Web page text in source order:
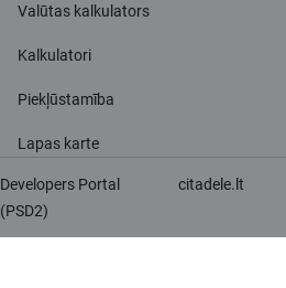
Valūtas kalkulators
Kalkulatori
Piekļūstamība
Lapas karte
Developers Portal
(PSD2)
citadele.lt